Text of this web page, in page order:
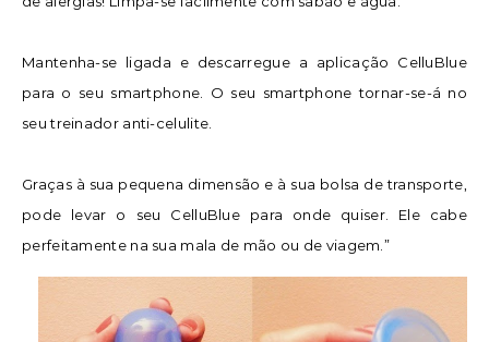
Mantenha-se ligada e descarregue a aplicação CelluBlue
para o seu smartphone. O seu smartphone tornar-se-á no
seu treinador anti-celulite.
Graças à sua pequena dimensão e à sua bolsa de transporte,
pode levar o seu CelluBlue para onde quiser. Ele cabe
perfeitamente na sua mala de mão ou de viagem.”